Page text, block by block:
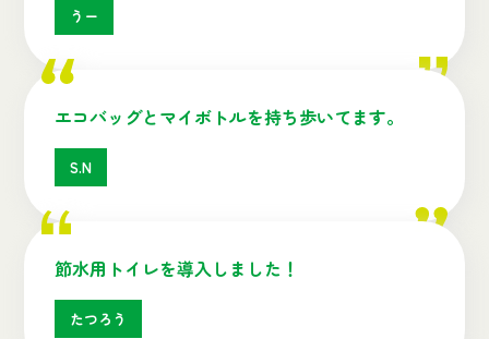
うー
エコバッグとマイボトルを持ち歩いてます。
S.N
節水用トイレを導入しました！
たつろう